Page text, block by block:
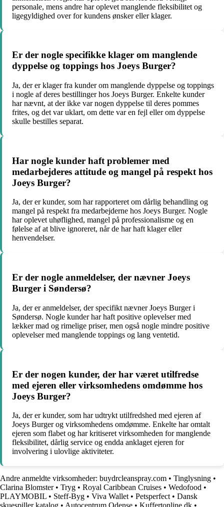
personale, mens andre har oplevet manglende fleksibilitet og
ligegyldighed over for kundens ønsker eller klager.
Er der nogle specifikke klager om manglende
dyppelse og toppings hos Joeys Burger?
Ja, der er klager fra kunder om manglende dyppelse og toppings
i nogle af deres bestillinger hos Joeys Burger. Enkelte kunder
har nævnt, at der ikke var nogen dyppelse til deres pommes
frites, og det var uklart, om dette var en fejl eller om dyppelse
skulle bestilles separat.
Har nogle kunder haft problemer med
medarbejderes attitude og mangel på respekt hos
Joeys Burger?
Ja, der er kunder, som har rapporteret om dårlig behandling og
mangel på respekt fra medarbejderne hos Joeys Burger. Nogle
har oplevet uhøflighed, mangel på professionalisme og en
følelse af at blive ignoreret, når de har haft klager eller
henvendelser.
Er der nogle anmeldelser, der nævner Joeys
Burger i Søndersø?
Ja, der er anmeldelser, der specifikt nævner Joeys Burger i
Søndersø. Nogle kunder har haft positive oplevelser med
lækker mad og rimelige priser, men også nogle mindre positive
oplevelser med manglende toppings og lang ventetid.
Er der nogen kunder, der har været utilfredse
med ejeren eller virksomhedens omdømme hos
Joeys Burger?
Ja, der er kunder, som har udtrykt utilfredshed med ejeren af
Joeys Burger og virksomhedens omdømme. Enkelte har omtalt
ejeren som flabet og har kritiseret virksomheden for manglende
fleksibilitet, dårlig service og endda anklaget ejeren for
involvering i ulovlige aktiviteter.
Andre anmeldte virksomheder: buydrcleanspray.com • Tinglysning •
Clarina Blomster• Tryg • Royal Caribbean Cruises • Wedofood •
PLAYMOBIL • Steff-Byg • Viva Wallet • Petsperfect • Dansk